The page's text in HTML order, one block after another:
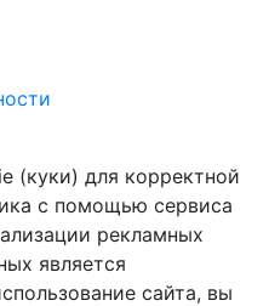
(куки) для корректной
с помощью сервиса
рекламных
является
сайта, вы